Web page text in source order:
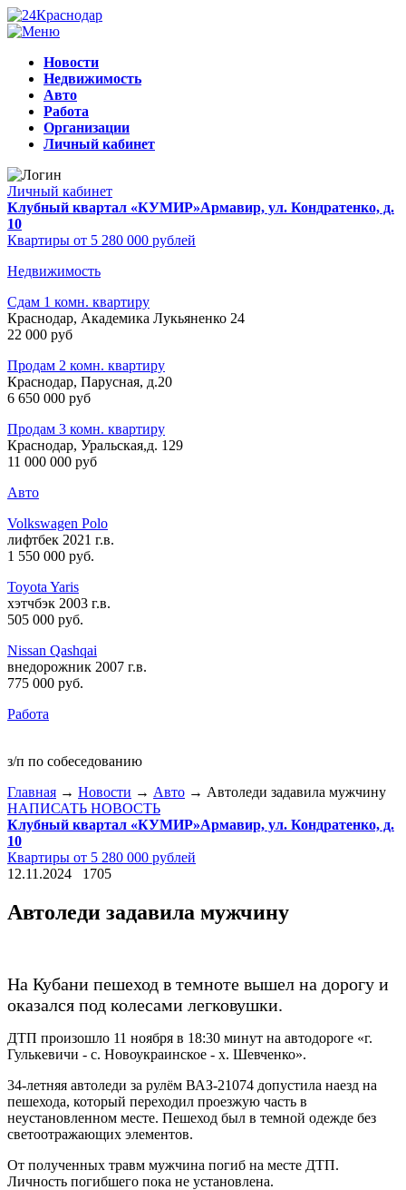
Новости
Недвижимость
Авто
Работа
Организации
Личный кабинет
Личный кабинет
Клубный квартал «КУМИР»Армавир, ул. Кондратенко, д.
10
Квартиры от 5 280 000 рублей
Недвижимость
Сдам 1 комн. квартиру
Краснодар, Академика Лукьяненко 24
22 000 руб
Продам 2 комн. квартиру
Краснодар, Парусная, д.20
6 650 000 руб
Продам 3 комн. квартиру
Краснодар, Уральская,д. 129
11 000 000 руб
Авто
Volkswagen Polo
лифтбек 2021 г.в.
1 550 000 руб.
Toyota Yaris
хэтчбэк 2003 г.в.
505 000 руб.
Nissan Qashqai
внедорожник 2007 г.в.
775 000 руб.
Работа
з/п по собеседованию
Главная → Новости → Авто → Автоледи задавила мужчину
НАПИСАТЬ НОВОСТЬ
Клубный квартал «КУМИР»Армавир, ул. Кондратенко, д.
10
Квартиры от 5 280 000 рублей
12.11.2024
1705
Автоледи задавила мужчину
На Кубани пешеход в темноте вышел на дорогу и
оказался под колесами легковушки.
ДТП произошло 11 ноября в 18:30 минут на автодороге «г.
Гулькевичи - с. Новоукраинское - х. Шевченко».
34-летняя автоледи за рулём ВАЗ-21074 допустила наезд на
пешехода, который переходил проезжую часть в
неустановленном месте. Пешеход был в темной одежде без
светоотражающих элементов.
От полученных травм мужчина погиб на месте ДТП.
Личность погибшего пока не установлена.